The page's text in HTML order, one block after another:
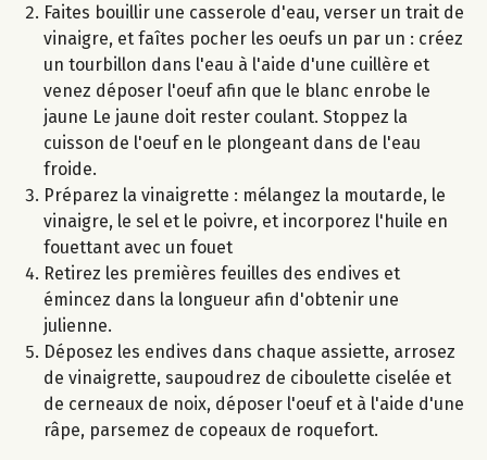
Faites bouillir une casserole d'eau, verser un trait de
vinaigre, et faîtes pocher les oeufs un par un : créez
un tourbillon dans l'eau à l'aide d'une cuillère et
venez déposer l'oeuf afin que le blanc enrobe le
jaune Le jaune doit rester coulant. Stoppez la
cuisson de l'oeuf en le plongeant dans de l'eau
froide.
Préparez la vinaigrette : mélangez la moutarde, le
vinaigre, le sel et le poivre, et incorporez l'huile en
fouettant avec un fouet
Retirez les premières feuilles des endives et
émincez dans la longueur afin d'obtenir une
julienne.
Déposez les endives dans chaque assiette, arrosez
de vinaigrette, saupoudrez de ciboulette ciselée et
de cerneaux de noix, déposer l'oeuf et à l'aide d'une
râpe, parsemez de copeaux de roquefort.